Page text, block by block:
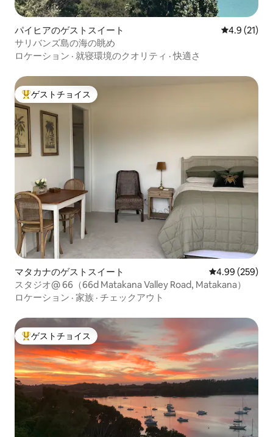
パイヒアのゲストスイート レビュー21
4.9 (21)
サリバンズ島の海の眺め
ロケーション · 就寝環境のクオリティ ·快適さ
大好評のゲストチョイスです。
ゲストチョイス
マタカナのゲストスイート レビュー259
4.99 (259)
スタジオ@ 66（66d Matakana Valley Road, Matakana）
ロケーション · 家族 · チェックアウト
大好評のゲストチョイスです。
ゲストチョイス